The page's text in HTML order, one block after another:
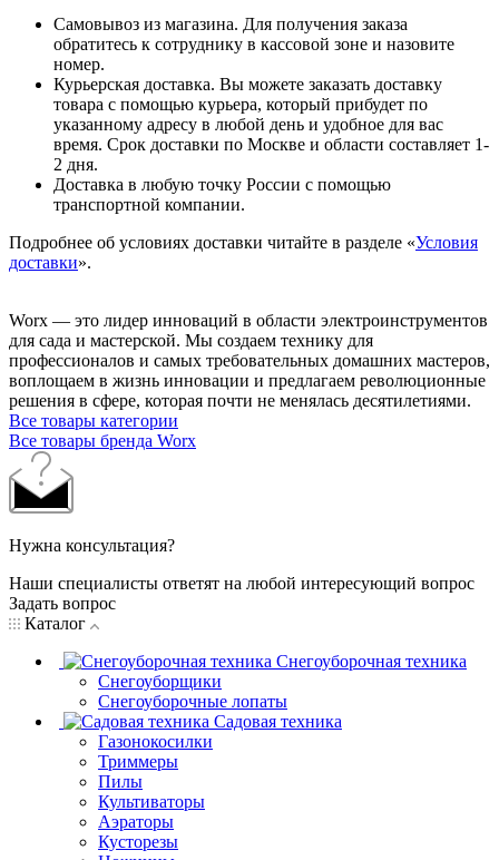
Самовывоз из магазина. Для получения заказа
обратитесь к сотруднику в кассовой зоне и назовите
номер.
Курьерская доставка. Вы можете заказать доставку
товара с помощью курьера, который прибудет по
указанному адресу в любой день и удобное для вас
время. Срок доставки по Москве и области составляет 1-
2 дня.
Доставка в любую точку России с помощью
транспортной компании.
Подробнее об условиях доставки читайте в разделе «Условия
доставки».
Worx — это лидер инноваций в области электроинструментов
для сада и мастерcкой. Мы создаем технику для
профессионалов и самых требовательных домашних мастеров,
воплощаем в жизнь инновации и предлагаем революционные
решения в сфере, которая почти не менялась десятилетиями.
Все товары категории
Все товары бренда Worx
Нужна консультация?
Наши специалисты ответят на любой интересующий вопрос
Задать вопрос
Каталог
Снегоуборочная техника
Снегоуборщики
Снегоуборочные лопаты
Садовая техника
Газонокосилки
Триммеры
Пилы
Культиваторы
Аэраторы
Кусторезы